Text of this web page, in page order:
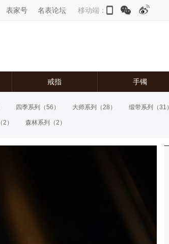
表家号 名表论坛 移动端：
戒指 手镯
四季系列 （56） 大师系列 （28） 缎带系列 （31
（2） 森林系列 （2）